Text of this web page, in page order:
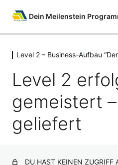
Dein Meilenstein
Willkommen
3 Lektionen
Vom Interessenten
5 Lektionen
Deine Tools &
2 Lektionen
Level 1 –
5 Lektionen
Level 2 – Business-Aufbau “Der
Level 2
gemeistert
geliefert
DU HAST KEINEN ZUGRIFF